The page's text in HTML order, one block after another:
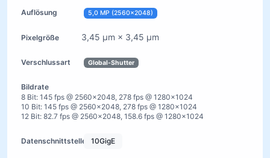
5,0 MP (2560×2048)
3,45 µm × 3,45 µm
Global-Shutter
8 Bit: 145 fps @ 2560×2048, 278 fps @ 1280×1024
10 Bit: 145 fps @ 2560×2048, 278 fps @ 1280×1024
12 Bit: 82.7 fps @ 2560×2048, 158.6 fps @ 1280×1024
10GigE